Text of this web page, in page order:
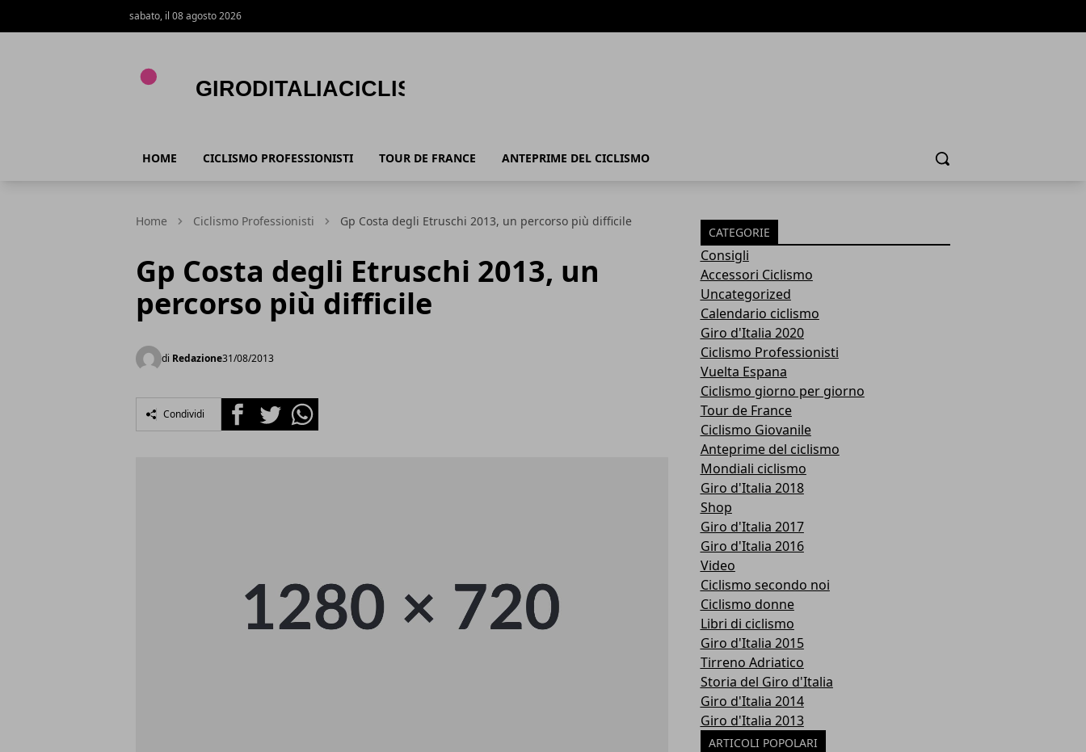
sabato, il 08 agosto 2026
HOME CICLISMO PROFESSIONISTI TOUR DE FRANCE ANTEPRIME DEL CICLISMO Cerca
Home Ciclismo Professionisti Gp Costa degli Etruschi 2013, un percorso più difficile
Gp Costa degli Etruschi 2013, un
percorso più difficile
di Redazione31/08/2013
Condividi FacebookTwitterWhatsapp
CATEGORIE
Consigli
Accessori Ciclismo
Uncategorized
Calendario ciclismo
Giro d'Italia 2020
Ciclismo Professionisti
Vuelta Espana
Ciclismo giorno per giorno
Tour de France
Ciclismo Giovanile
Anteprime del ciclismo
Mondiali ciclismo
Giro d'Italia 2018
Shop
Giro d'Italia 2017
Giro d'Italia 2016
Video
Ciclismo secondo noi
Ciclismo donne
Libri di ciclismo
Giro d'Italia 2015
Tirreno Adriatico
Storia del Giro d'Italia
Giro d'Italia 2014
Giro d'Italia 2013
ARTICOLI POPOLARI